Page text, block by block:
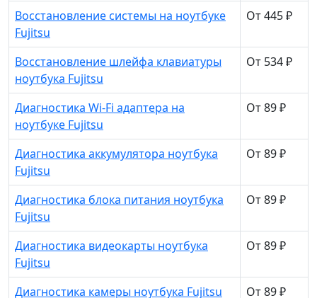
Восстановление системы на ноутбуке
Fujitsu
От 445 ₽
Восстановление шлейфа клавиатуры
ноутбука Fujitsu
От 534 ₽
Диагностика Wi-Fi адаптера на
ноутбуке Fujitsu
От 89 ₽
Диагностика аккумулятора ноутбука
Fujitsu
От 89 ₽
Диагностика блока питания ноутбука
Fujitsu
От 89 ₽
Диагностика видеокарты ноутбука
Fujitsu
От 89 ₽
Диагностика камеры ноутбука Fujitsu
От 89 ₽